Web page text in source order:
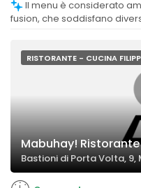
fusion, che soddisfano
RISTORANTE - CUCINA
Mabuhay!
Bastioni di Porta Volta, 9,